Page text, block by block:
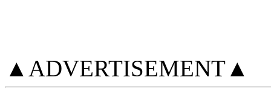
▲ADVERTISEMENT▲